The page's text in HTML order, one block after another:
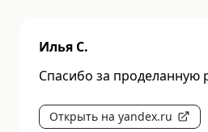
Илья С.
Спасибо за проделанную
Открыть на yandex.ru